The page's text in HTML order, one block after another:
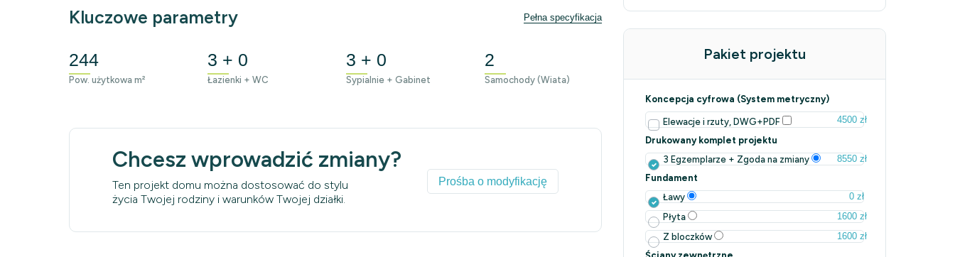
Kluczowe parametry Pełna specyfikacja
244
Pow. użytkowa m²
3 + 0
Łazienki + WC
3 + 0
Sypialnie + Gabinet
2
Samochody (Wiata)
Chcesz wprowadzić zmiany?
Ten projekt domu można dostosować do stylu
życia Twojej rodziny i warunków Twojej działki.
Prośba o modyfikację
Pakiet projektu
Koncepcja cyfrowa (System metryczny)
Elewacje i rzuty, DWG+PDF
4500 zł
Drukowany komplet projektu
3 Egzemplarze + Zgoda na zmiany
8550 zł
Fundament
Ławy
0 zł
Płyta
1600 zł
Z bloczków
1600 zł
Ściany zewnętrzne